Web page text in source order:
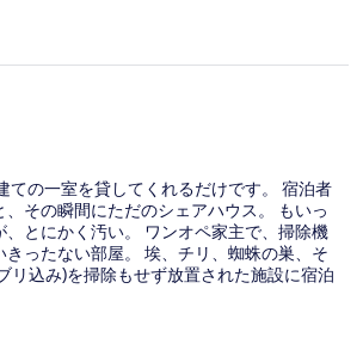
ての一室を貸してくれるだけです。 宿泊者
その瞬間にただのシェアハウス。 もいっ
とにかく汚い。 ワンオペ家主で、掃除機
ったない部屋。 埃、チリ、蜘蛛の巣、そ
リ込み)を掃除もせず放置された施設に宿泊